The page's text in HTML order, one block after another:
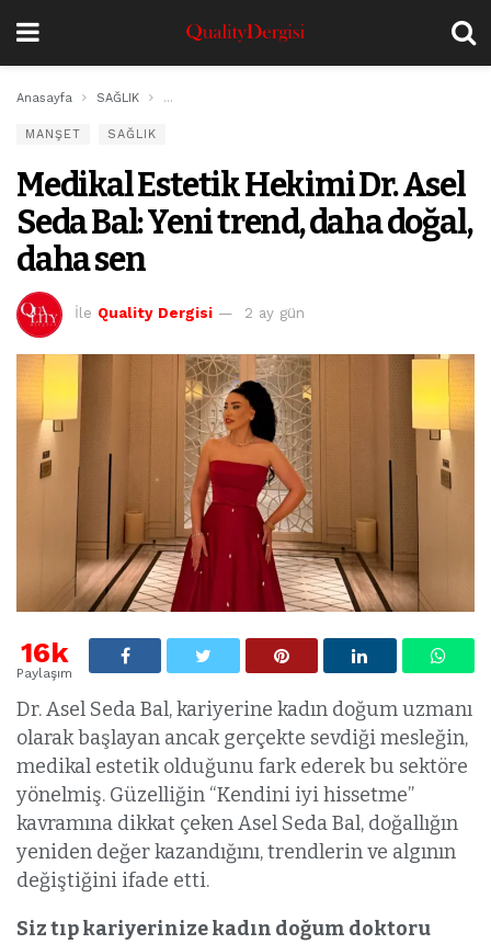
Anasayfa SAĞLIK Medikal Estetik Hekimi Dr. Asel Seda Bal: Yeni trend,
MANŞET SAĞLIK
Medikal Estetik Hekimi Dr. Asel
Seda Bal: Yeni trend, daha doğal,
daha sen
İle Quality Dergisi 2 ay gün
16k
Paylaşım
Dr. Asel Seda Bal, kariyerine kadın doğum uzmanı
olarak başlayan ancak gerçekte sevdiği mesleğin,
medikal estetik olduğunu fark ederek bu sektöre
yönelmiş. Güzelliğin “Kendini iyi hissetme”
kavramına dikkat çeken Asel Seda Bal, doğallığın
yeniden değer kazandığını, trendlerin ve algının
değiştiğini ifade etti.
Siz tıp kariyerinize kadın doğum doktoru